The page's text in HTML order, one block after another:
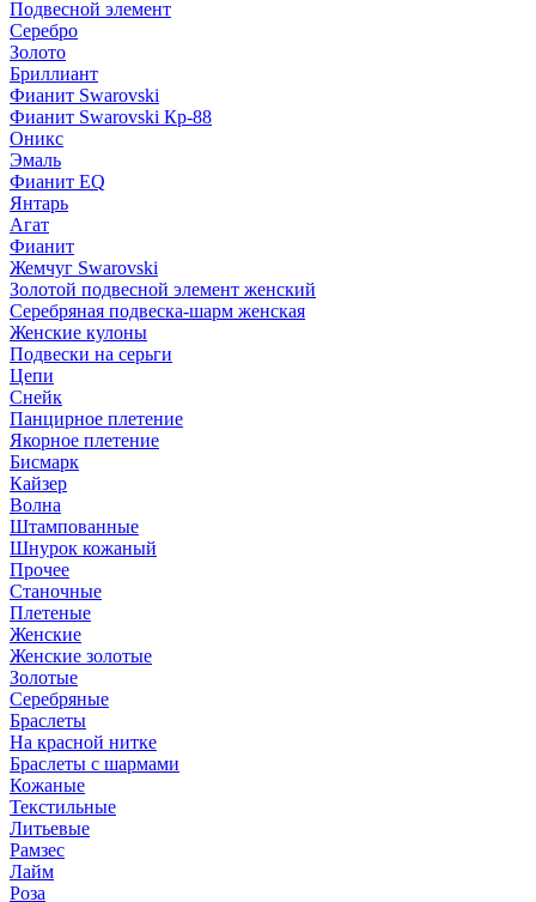
Подвесной элемент
Серебро
Золото
Бриллиант
Фианит Swarovski
Фианит Swarovski Кр-88
Оникс
Эмаль
Фианит EQ
Янтарь
Агат
Фианит
Жемчуг Swarovski
Золотой подвесной элемент женcкий
Серебряная подвеска-шарм женская
Женские кулоны
Подвески на серьги
Цепи
Снейк
Панцирное плетение
Якорное плетение
Бисмарк
Кайзер
Волна
Штампованные
Шнурок кожаный
Прочее
Станочные
Плетеные
Женские
Женские золотые
Золотые
Серебряные
Браслеты
На красной нитке
Браслеты с шармами
Кожаные
Текстильные
Литьевые
Рамзес
Лайм
Роза